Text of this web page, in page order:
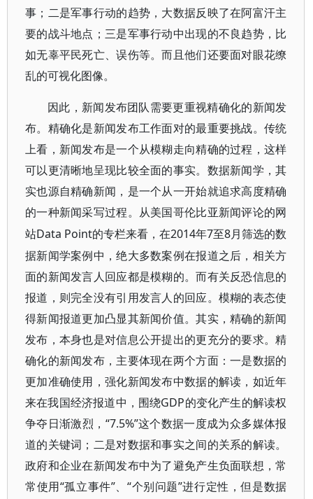
事；二是军事行动的趋势，大数据反映了在阿富汗主
要的战斗地点；三是军事行动中出现的不良趋势，比
如无辜平民死亡、误伤等。而且他们还要面对眼花缭
乱的可视化图像。
因此，新闻发布团队需要更重视精确化的新闻发
布。精确化是新闻发布工作面对的最重要挑战。传统
上看，新闻发布是一个从模糊走向精确的过程，这样
可以更清晰地呈现比较全面的事实。数据新闻学，其
实也源自精确新闻，是一个从一开始就追求高度精确
的一种新闻采写过程。从美国哥伦比亚新闻评论的网
站Data Point的专栏来看，在2014年7至8月筛选的数
据新闻学案例中，绝大多数案例在报道之后，相关方
面的新闻发言人回应都是模糊的。而有关反恐信息的
报道，则完全没有引用发言人的回应。模糊的表态使
得新闻报道更加凸显其新闻价值。其实，精确的新闻
发布，本身也是对信息公开提出的更充分的要求。精
确化的新闻发布，主要体现在两个方面：一是数据的
更加准确使用，强化新闻发布中数据的解读，如近年
来在我国经济报道中，围绕GDP的变化产生的解读权
争夺日渐激烈，“7.5%”这个数据一度成为众多媒体报
道的关键词；二是对数据和事实之间的关系的解读。
政府和企业在新闻发布中为了避免产生负面联想，常
常使用“孤立事件”、“个别问题”进行定性，但是数据